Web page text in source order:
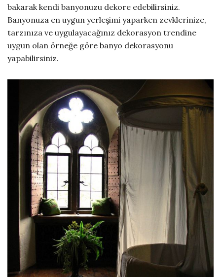
bakarak kendi banyonuzu dekore edebilirsiniz.
Banyonuza en uygun yerleşimi yaparken zevklerinize,
tarzınıza ve uygulayacağınız dekorasyon trendine
uygun olan örneğe göre banyo dekorasyonu
yapabilirsiniz.